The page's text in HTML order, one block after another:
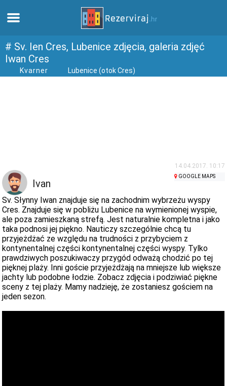
Dom
Apartamenty
Poznaj Chorwację
muzea
# Sv. Ien Cres, Lubenice zdjęcia, galeria zdjęć
Iwan Cres
Kvarner Lubenice (otok Cres)
14.04.2017. 10:17
Ivan
GOOGLE MAPS
Sv. Słynny Iwan znajduje się na zachodnim wybrzeżu wyspy
Cres. Znajduje się w pobliżu Lubenice na wymienionej wyspie,
ale poza zamieszkaną strefą. Jest naturalnie kompletna i jako
taka podnosi jej piękno. Nauticzy szczególnie chcą tu
przyjeżdżać ze względu na trudności z przybyciem z
kontynentalnej części kontynentalnej części wyspy. Tylko
prawdziwych poszukiwaczy przygód odważą chodzić po tej
pięknej plaży. Inni goście przyjeżdżają na mniejsze lub większe
jachty lub podobne łodzie. Zobacz zdjęcia i podziwiać piękne
sceny z tej plaży. Mamy nadzieję, że zostaniesz gościem na
jeden sezon.